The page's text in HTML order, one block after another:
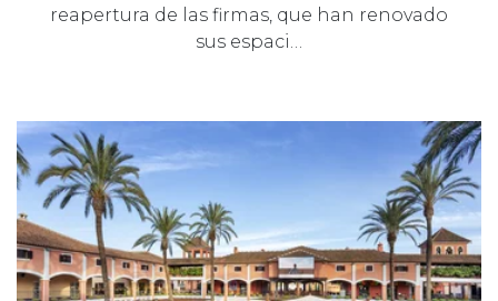
reapertura de las firmas, que han renovado
sus espaci…